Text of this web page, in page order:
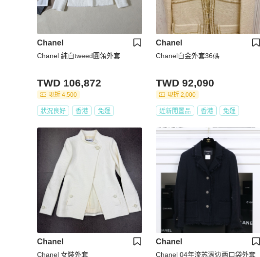
Chanel
Chanel 純白tweed圓領外套
TWD 106,872
現折 4,500
狀況良好 香港 免運
Chanel
Chanel白金外套36碼
TWD 92,090
現折 2,000
近新閒置品 香港 免運
Chanel
Chanel 女裝外套
Chanel
Chanel 04年流苏滚边两口袋外套